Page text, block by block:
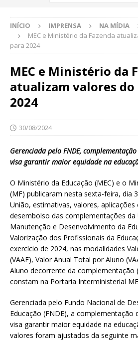
INÍCIO IMPRENSA NA MÍDIA
MEC e Ministério da Fazenda
para 2024
MEC e Ministério da
atualizam valores do
2024
30/08/2024
Gerenciada pelo FNDE,
visa garantir maior equidade na
O Ministério da Educação (MEC) e o
(MF) publicaram nesta sexta-feira, dia
União, estimativas, valores,
desembolso das complementações da
Manutenção e Desenvolvimento da
Valorização dos Profissionais da
exercício de 2024, nas modalidades
(VAAF), Valor Anual Total por Aluno
Aluno decorrente da complementação
constam na Portaria Interministerial
Gerenciada pelo Fundo Nacional de
Educação (FNDE), a complementação
visa garantir maior equidade na
valores foram ajustados da seguinte